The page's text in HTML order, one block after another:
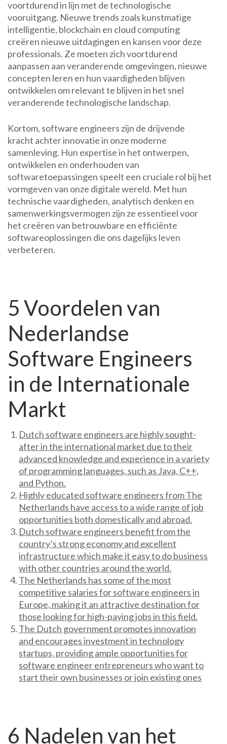
voortdurend in lijn met de technologische
vooruitgang. Nieuwe trends zoals kunstmatige
intelligentie, blockchain en cloud computing
creëren nieuwe uitdagingen en kansen voor deze
professionals. Ze moeten zich voortdurend
aanpassen aan veranderende omgevingen, nieuwe
concepten leren en hun vaardigheden blijven
ontwikkelen om relevant te blijven in het snel
veranderende technologische landschap.
Kortom, software engineers zijn de drijvende
kracht achter innovatie in onze moderne
samenleving. Hun expertise in het ontwerpen,
ontwikkelen en onderhouden van
softwaretoepassingen speelt een cruciale rol bij het
vormgeven van onze digitale wereld. Met hun
technische vaardigheden, analytisch denken en
samenwerkingsvermogen zijn ze essentieel voor
het creëren van betrouwbare en efficiënte
softwareoplossingen die ons dagelijks leven
verbeteren.
5 Voordelen van
Nederlandse
Software Engineers
in de Internationale
Markt
Dutch software engineers are highly sought-
after in the international market due to their
advanced knowledge and experience in a variety
of programming languages, such as Java, C++,
and Python.
Highly educated software engineers from The
Netherlands have access to a wide range of job
opportunities both domestically and abroad.
Dutch software engineers benefit from the
country’s strong economy and excellent
infrastructure which make it easy to do business
with other countries around the world.
The Netherlands has some of the most
competitive salaries for software engineers in
Europe, making it an attractive destination for
those looking for high-paying jobs in this field.
The Dutch government promotes innovation
and encourages investment in technology
startups, providing ample opportunities for
software engineer entrepreneurs who want to
start their own businesses or join existing ones
6 Nadelen van het